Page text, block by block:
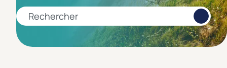
Rechercher
Catégorie d'hôtel
5 étoiles *****
(0)